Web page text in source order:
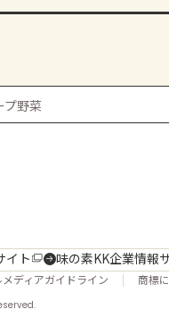
プ野菜
イト 味の素KK企業情報
ディアガイドライン 商標